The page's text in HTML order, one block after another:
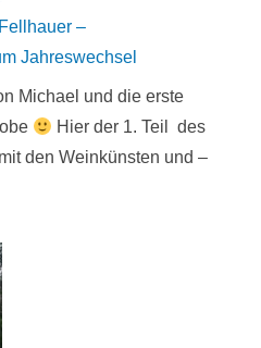
–
Jahreswechsel
Michael und die erste
Hier der 1. Teil des
den Weinkünsten und –